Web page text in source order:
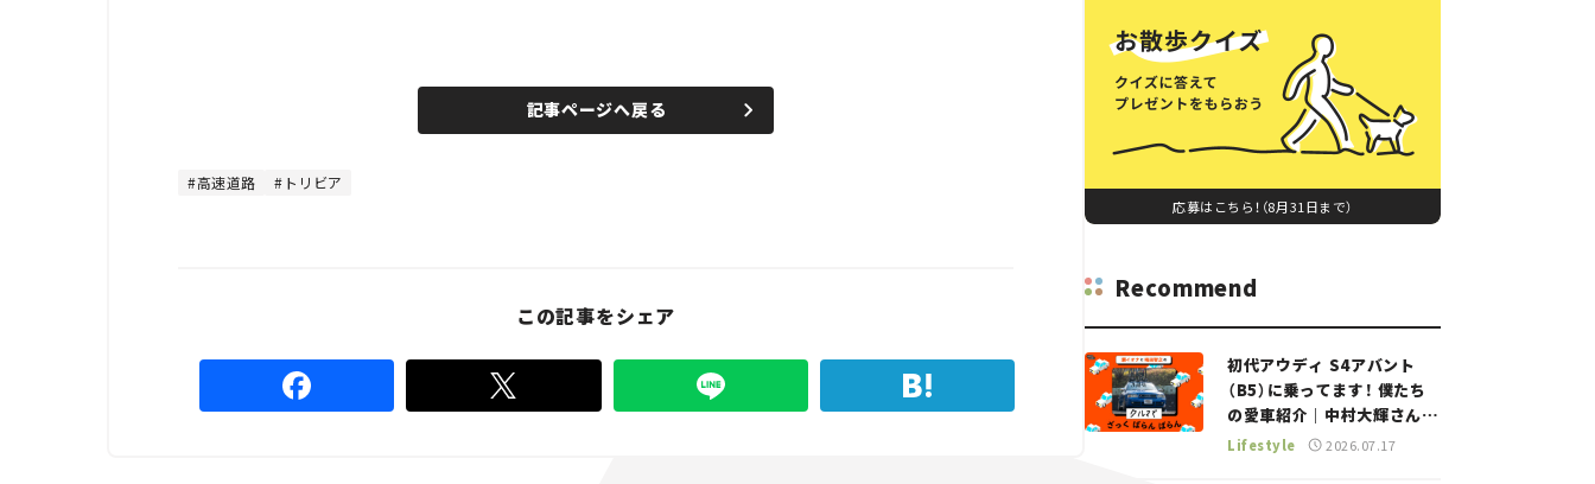
記事ページへ戻る
高速道路 トリビア
この記事をシェア
応募はこちら！（8月31日まで）
Recommend
初代アウディ S4アバント
（B5）に乗ってます！ 僕たち
の愛車紹介｜中村大輝さん
——瀬イオナと嶋田智之の
Lifestyle 2026.07.17